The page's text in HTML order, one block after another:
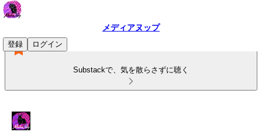
メディアヌップ
登録
ログイン
Substackで、気を散らさずに聴く